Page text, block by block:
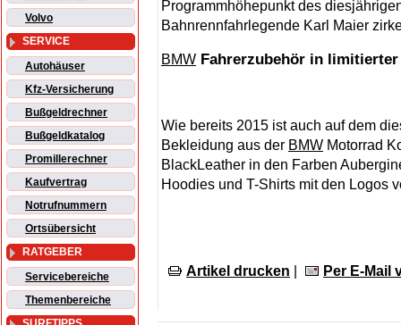
Volvo
SERVICE
Autohäuser
Kfz-Versicherung
Bußgeldrechner
Bußgeldkatalog
Promillerechner
Kaufvertrag
Notrufnummern
Ortsübersicht
RATGEBER
Servicebereiche
Themenbereiche
Programmhöhepunkt des
Bahnrennfahrlegende Karl Maier
BMW Fahrerzubehör in
Wie bereits 2015 ist auch auf dem
Bekleidung aus der BMW Motorrad
BlackLeather in den Farben
Hoodies und T-Shirts mit den Logos
Artikel drucken Per E-Mail